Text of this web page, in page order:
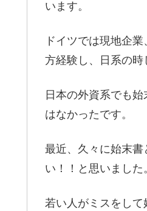
います。
ドイツでは現地企
方経験し、日系の時
日本の外資系でも
はなかったです。
最近、久々に始末
い！！と思いました。
若い人がミスをし